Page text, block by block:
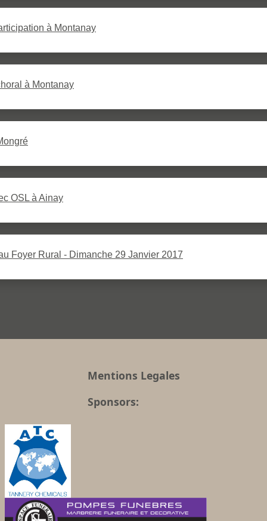
à Montanay
à Montanay
OSL à Ainay
Foyer Rural - Dimanche 29 Janvier 2017
Mentions Legales
Sponsors: